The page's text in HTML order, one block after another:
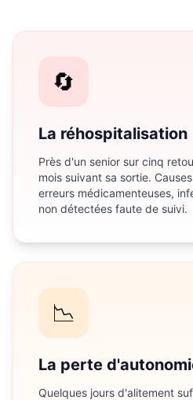
🔄
La réhospitalisation
Près d'un senior sur cinq
mois suivant sa sortie.
erreurs médicamenteuses,
non détectées faute de suivi.
📉
La perte
Quelques jours d'alitement